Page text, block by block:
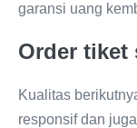
garansi uang
Order tiket
Kualitas
responsif dan